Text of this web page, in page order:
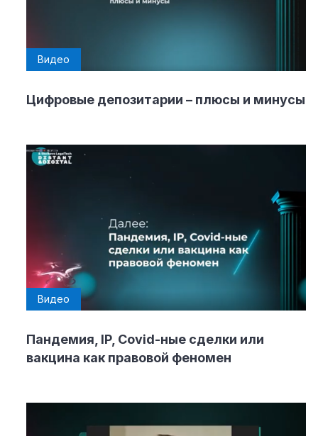
Видео
Цифровые депозитарии – плюсы и минусы
Видео
Пандемия, IP, Covid-ные сделки или
вакцина как правовой феномен